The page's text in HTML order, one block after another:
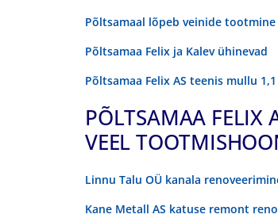
Põltsamaal lõpeb veinide tootmine
Põltsamaa Felix ja Kalev ühinevad
Põltsamaa Felix AS teenis mullu
PÕLTSAMAA FELIX
VEEL
Linnu Talu OÜ kanala
Kane Metall AS katuse remont